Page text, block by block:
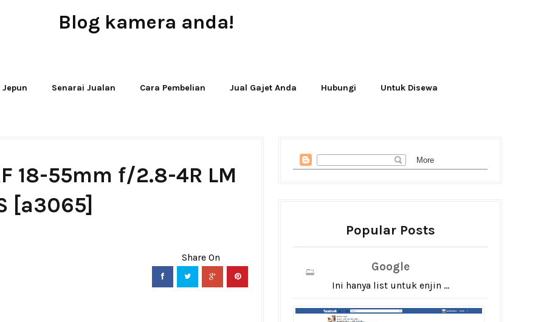
Blog kamera anda!
Senarai Jualan Cara Pembelian Jual Gajet Anda Hubungi Untuk Disewa
18-55mm f/2.8-4R LM
[a3065]
Popular Posts
Google
Ini hanya list untuk enjin ...